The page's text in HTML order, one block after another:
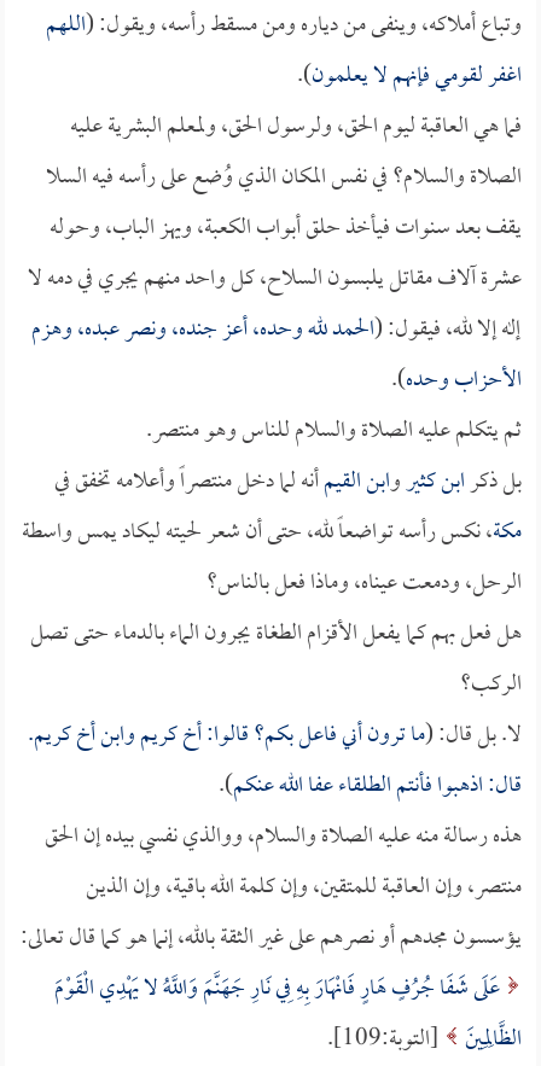
وتباع أملاكه، وينفى من دياره ومن مسقط رأسه، ويقول: (اللهم
اغفر لقومي فإنهم لا يعلمون).
فما هي العاقبة ليوم الحق، ولرسول الحق، ولمعلم البشرية عليه
الصلاة والسلام؟ في نفس المكان الذي وُضع على رأسه فيه السلا
يقف بعد سنوات فيأخذ حلق أبواب الكعبة، ويهز الباب، وحوله
عشرة آلاف مقاتل يلبسون السلاح، كل واحد منهم يجري في دمه لا
إله إلا لله، فيقول: (الحمد لله وحده، أعز جنده، ونصر عبده، وهزم
الأحزاب وحده).
ثم يتكلم عليه الصلاة والسلام للناس وهو منتصر.
بل ذكرابن كثيروابن القيمأنه لما دخل منتصراً وأعلامه تخفق في
مكة، نكس رأسه تواضعاً لله، حتى أن شعر لحيته ليكاد يمس واسطة
الرحل، ودمعت عيناه، وماذا فعل بالناس؟
هل فعل بهم كما يفعل الأقزام الطغاة يجرون الماء بالدماء حتى تصل
الركب؟
لا. بل قال: (ما ترون أني فاعل بكم؟ قالوا: أخ كريم وابن أخ كريم.
قال: اذهبوا فأنتم الطلقاء عفا الله عنكم).
هذه رسالة منه عليه الصلاة والسلام، ووالذي نفسي بيده إن الحق
منتصر، وإن العاقبة للمتقين، وإن كلمة الله باقية، وإن الذين
يؤسسون مجدهم أو نصرهم على غير الثقة بالله، إنما هو كما قال تعالى:
عَلَى شَفَا جُرُفٍ هَارٍ فَانْهَارَ بِهِ فِي نَارِ جَهَنَّمَ وَاللَّهُ لا يَهْدِي الْقَوْمَ
الظَّالِمِينَ [التوبة:109].